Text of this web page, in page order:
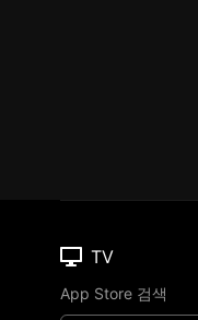
TV
App Store 검색